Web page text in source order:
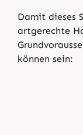
Damit dieses
artgerechte
können sein: